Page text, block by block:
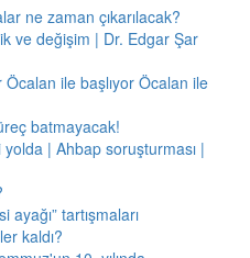
ne zaman çıkarılacak?
ve değişim | Dr. Edgar Şar
ile başlıyor Öcalan ile
batmayacak!
| Ahbap soruşturması |
ayağı” tartışmaları
kaldı?